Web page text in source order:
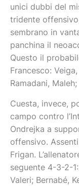
unici dubbi del
tridente
sembrano in
panchina il
Questo il
Francesco:
Ramadani,
Cuesta, invece,
campo contro
Ondrejka a
offensivo.
Frigan.
seguente 4-3-2-
Valeri; Bernabé,